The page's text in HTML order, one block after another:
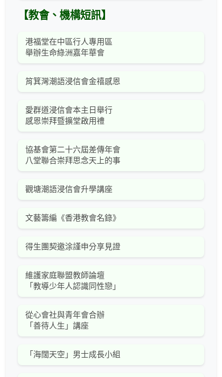
【教會、機構短訊】
港福堂在中區行人專用區
舉辦生命綠洲嘉年華會
筲箕灣潮語浸信會金禧感恩
愛群道浸信會本主日舉行
感恩崇拜暨擴堂啟用禮
協基會第二十六屆差傳年會
八堂聯合崇拜思念天上的事
觀塘潮語浸信會升學講座
文藝籌編《香港教會名錄》
得生團契邀涂謹申分享見證
維護家庭聯盟教師論壇
「教導少年人認識同性戀」
從心會社與青年會合辦
「善待人生」講座
「海闊天空」男士成長小組